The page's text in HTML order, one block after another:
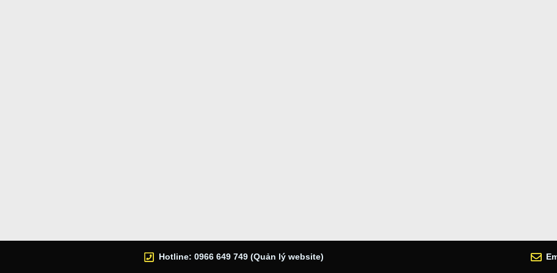
Hotline: 0966 649 749 (Quản lý website)